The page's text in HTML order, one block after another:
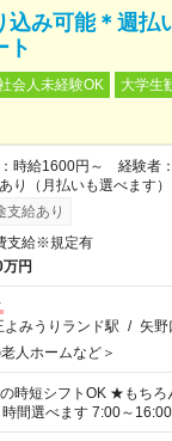
込み可能＊週払
ト
会人未経験OK 大学生
時給1600円～ 経験者
り（月払いも選べます
いとなります。
支給あり
支給※規定有
円
よみうりランド駅 / 矢野
人ホームなど＞
★もちろんフルタイムシフトも可
間選べます 7:00～
、他のお仕事と合わせ